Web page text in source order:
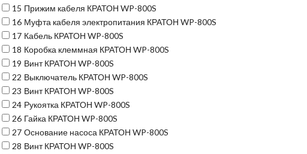
15 Прижим кабеля КРАТОН WP-800S
16 Муфта кабеля электропитания КРАТОН WP-800S
17 Кабель КРАТОН WP-800S
18 Коробка клеммная КРАТОН WP-800S
19 Винт КРАТОН WP-800S
22 Выключатель КРАТОН WP-800S
23 Винт КРАТОН WP-800S
24 Рукоятка КРАТОН WP-800S
26 Гайка КРАТОН WP-800S
27 Основание насоса КРАТОН WP-800S
28 Винт КРАТОН WP-800S